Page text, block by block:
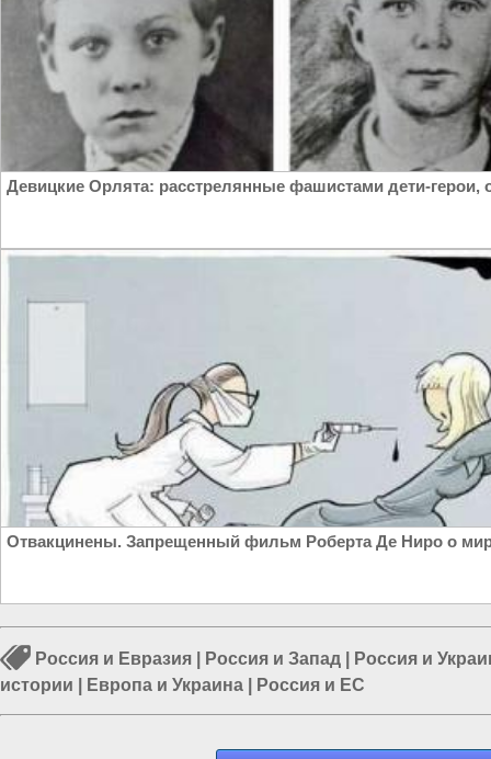
Девицкие Орлята: расстрелянные фашистами дети-герои,
Отвакцинены. Запрещенный фильм Роберта Де Ниро о
Россия и Евразия Россия и Запад
Россия и
истории
Европа и Украина Россия и ЕС